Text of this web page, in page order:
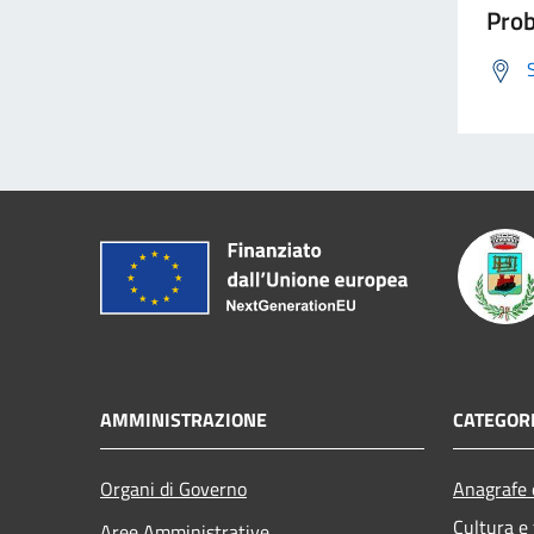
AMMINISTRAZIONE
Organi di Governo
Cultura